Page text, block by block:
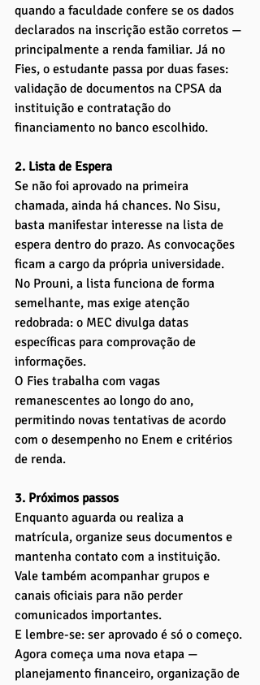
quando a faculdade confere se os dados
declarados na inscrição estão corretos —
principalmente a renda familiar. Já no
Fies, o estudante passa por duas fases:
validação de documentos na CPSA da
instituição e contratação do
financiamento no banco escolhido.
2. Lista de Espera
Se não foi aprovado na primeira
chamada, ainda há chances. No Sisu,
basta manifestar interesse na lista de
espera dentro do prazo. As convocações
ficam a cargo da própria universidade.
No Prouni, a lista funciona de forma
semelhante, mas exige atenção
redobrada: o MEC divulga datas
específicas para comprovação de
informações.
O Fies trabalha com vagas
remanescentes ao longo do ano,
permitindo novas tentativas de acordo
com o desempenho no Enem e critérios
de renda.
3. Próximos passos
Enquanto aguarda ou realiza a
matrícula, organize seus documentos e
mantenha contato com a instituição.
Vale também acompanhar grupos e
canais oficiais para não perder
comunicados importantes.
E lembre-se: ser aprovado é só o começo.
Agora começa uma nova etapa —
planejamento financeiro, organização de